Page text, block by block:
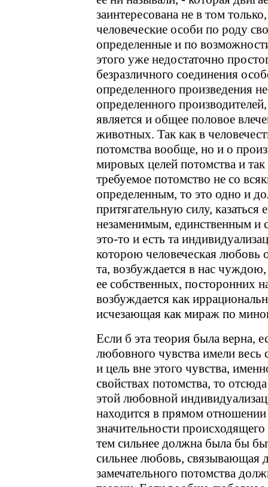
заинтересована не в том
человеческие особи по роду
определенные и по
этого уже недостаточно
безразличного соединения
определенного произведения
определенного
является и общее половое
животных. Так как в
потомства вообще, но и о
мировых целей потомства и
требуемое потомство не со
определенным, то это одно и
притягательную силу,
незаменимым, единственным и
это-то и есть та
которою человеческая любовь
та, возбуждается в нас
ее собственных, посторонних
возбуждается как
исчезающая как мираж по
Если б эта теория была верна,
любовного чувства имели
и цель вне этого чувства,
свойствах потомства, то
этой любовной
находится в прямом
значительности
тем сильнее должна была бы
сильнее любовь, связывающая
замечательного потомства